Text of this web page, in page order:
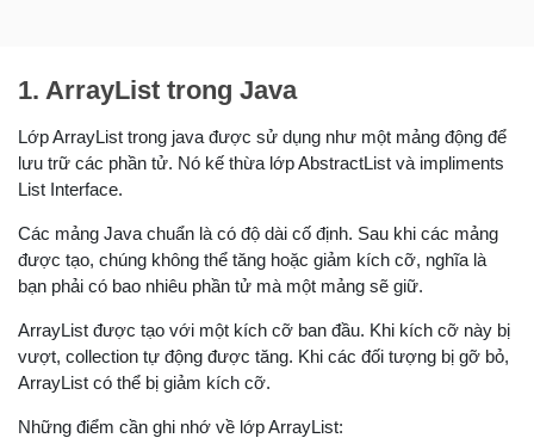
1. ArrayList trong Java
Lớp ArrayList trong java được sử dụng như một mảng động để
lưu trữ các phần tử. Nó kế thừa lớp AbstractList và impliments
List Interface.
Các mảng Java chuẩn là có độ dài cố định. Sau khi các mảng
được tạo, chúng không thể tăng hoặc giảm kích cỡ, nghĩa là
bạn phải có bao nhiêu phần tử mà một mảng sẽ giữ.
ArrayList được tạo với một kích cỡ ban đầu. Khi kích cỡ này bị
vượt, collection tự động được tăng. Khi các đối tượng bị gỡ bỏ,
ArrayList có thể bị giảm kích cỡ.
Những điểm cần ghi nhớ về lớp ArrayList: